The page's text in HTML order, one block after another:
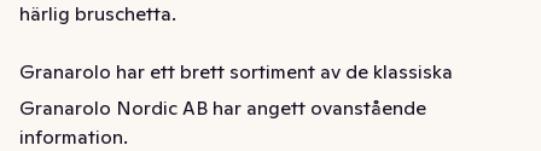
härlig bruschetta.
Granarolo har ett brett sortiment av de klassiska
italienska ostarna som vi lärt oss att älska – alla
tillverkade i Italien enligt genuin italiensk osttradition.
Granarolo Nordic AB har angett ovanstående
information.